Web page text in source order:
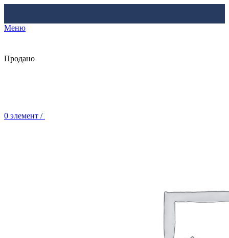
Меню
0 элемент / Br
Продано